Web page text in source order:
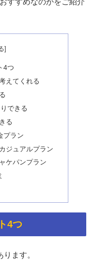
すすめなのかをご紹介
4つ
えてくれる
できる
る
プラン
ジュアルプラン
ケパンプラン
4つ
ます。